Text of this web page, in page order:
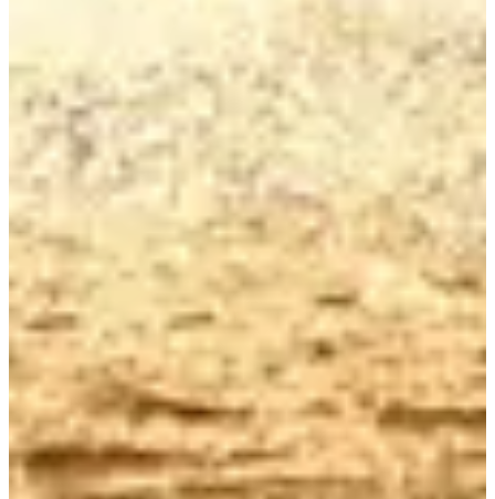
Ver cuenta de Instagram
Ver la página de
Facebook
Elige una carrera
Triathlon ICAN complet
Inscripciones abiertas
449,00 €
Registro
Triathlon ICAN complet licenciés TriathlonInscripciones abiertas
449,00 €
Registro
Triathlon Semi- ICAN
Inscripciones abiertas
229,00 €
Registro
Registro
Triathlon Semi- ICAN Licenciés Triathlon
Inscripciones abiertas
229,00 €
Registro
Triathlon courte distance
75,00 €